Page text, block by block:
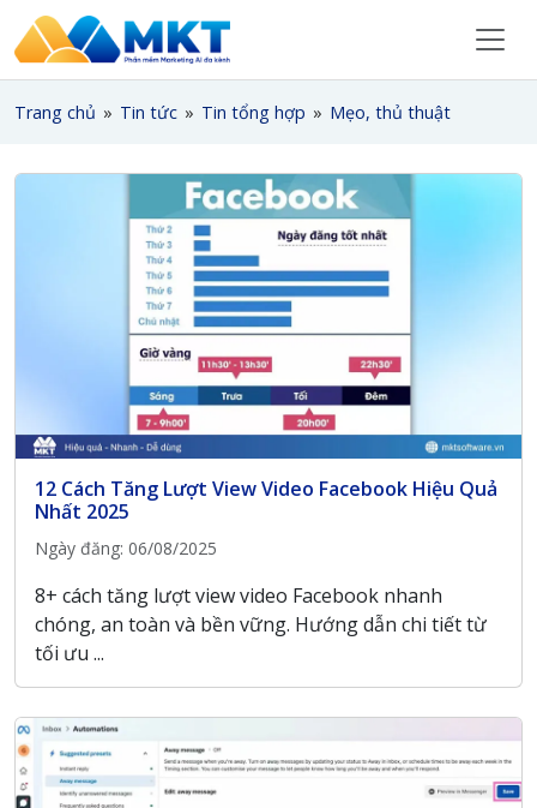
Trang chủ » Tin tức » Tin tổng hợp » Mẹo, thủ thuật
12 Cách Tăng Lượt View Video Facebook Hiệu Quả
Nhất 2025
Ngày đăng: 06/08/2025
8+ cách tăng lượt view video Facebook nhanh
chóng, an toàn và bền vững. Hướng dẫn chi tiết từ
tối ưu ...